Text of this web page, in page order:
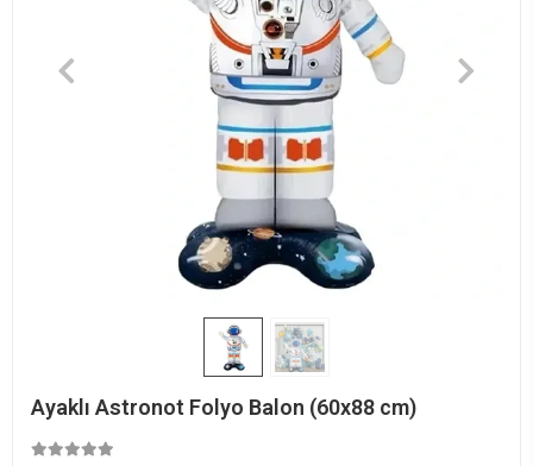
Ayaklı Astronot Folyo Balon (60x88 cm)